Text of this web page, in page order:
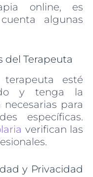
online, es
algunas
del Terapeuta
esté
y tenga la
para
específicas.
verifican las
y Privacidad